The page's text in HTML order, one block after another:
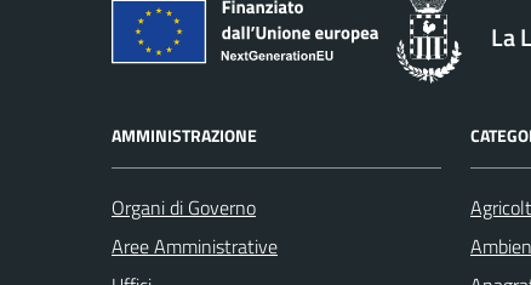
La
AMMINISTRAZIONE
Organi di Governo
Aree Amministrative